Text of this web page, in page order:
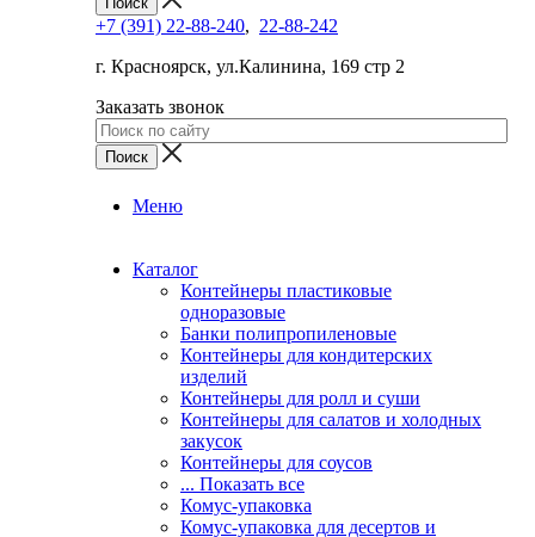
+7 (391) 22-88-240, 22-88-242
г. Красноярск, ул.Калинина, 169 стр 2
Заказать звонок
Меню
Каталог
Контейнеры пластиковые
одноразовые
Банки полипропиленовые
Контейнеры для кондитерских
изделий
Контейнеры для ролл и суши
Контейнеры для салатов и холодных
закусок
Контейнеры для соусов
... Показать все
Комус-упаковка
Комус-упаковка для десертов и